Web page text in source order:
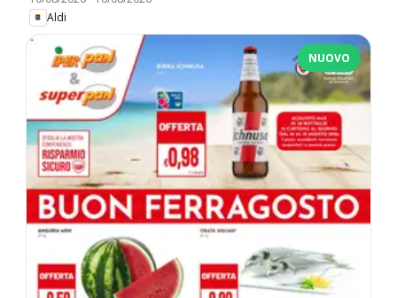
Aldi
NUOVO